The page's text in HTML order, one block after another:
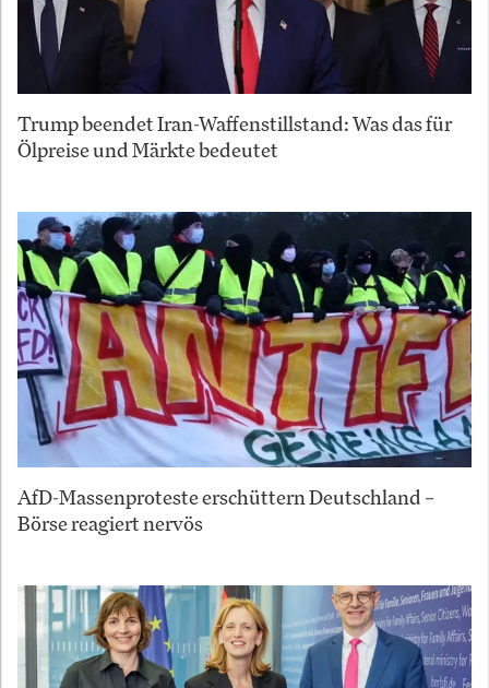
Trump beendet Iran-Waffenstillstand: Was das für
Ölpreise und Märkte bedeutet
AfD-Massenproteste erschüttern Deutschland –
Börse reagiert nervös